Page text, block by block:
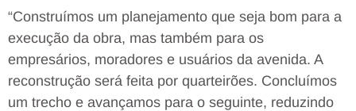
“Construímos um planejamento que seja bom para a
execução da obra, mas também para os
empresários, moradores e usuários da avenida. A
reconstrução será feita por quarteirões. Concluímos
um trecho e avançamos para o seguinte, reduzindo